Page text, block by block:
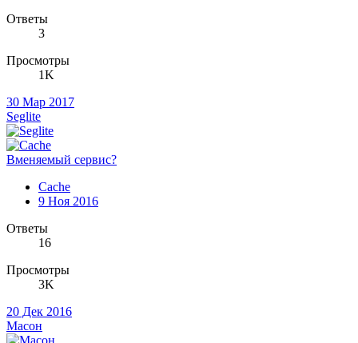
Ответы
3
Просмотры
1K
30 Мар 2017
Seglite
Вменяемый сервис?
Cache
9 Ноя 2016
Ответы
16
Просмотры
3K
20 Дек 2016
Масон